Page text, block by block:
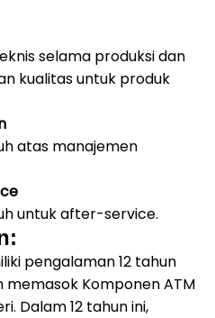
selama produksi dan
kualitas untuk produk
atas manajemen
untuk after-service.
pengalaman 12 tahun
Komponen ATM
Dalam 12 tahun ini,